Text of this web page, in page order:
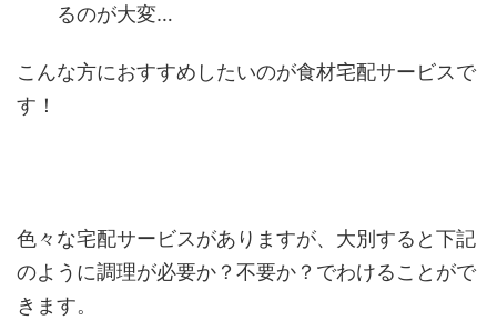
るのが大変…
こんな方におすすめしたいのが食材宅配サービスで
す！
色々な宅配サービスがありますが、大別すると下記
のように調理が必要か？不要か？でわけることがで
きます。